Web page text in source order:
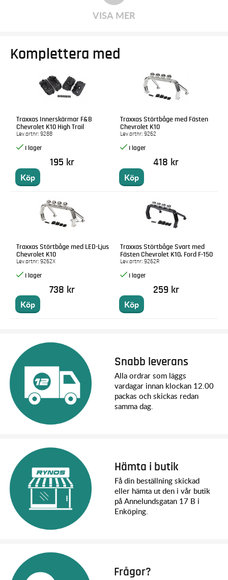
VISA MER
Komplettera med
Traxxas Innerskärmar F&B
Chevrolet K10 High Trail
Lev.artnr: 9288
195 kr
Köp
Traxxas Störtbåge med Fästen
Chevrolet K10
Lev.artnr: 9262
418 kr
Köp
Traxxas Störtbåge med LED-Ljus
Chevrolet K10
Lev.artnr: 9262X
738 kr
Köp
Traxxas Störtbåge Svart med
Fästen Chevrolet K10, Ford F-150
Lev.artnr: 9262R
259 kr
Köp
Snabb leverans
Alla ordrar som läggs
vardagar innan klockan 12.00
packas och skickas redan
samma dag.
Hämta i butik
Få din beställning skickad
eller hämta ut den i vår butik
på Annelundsgatan 17 B i
Enköping.
Frågor?